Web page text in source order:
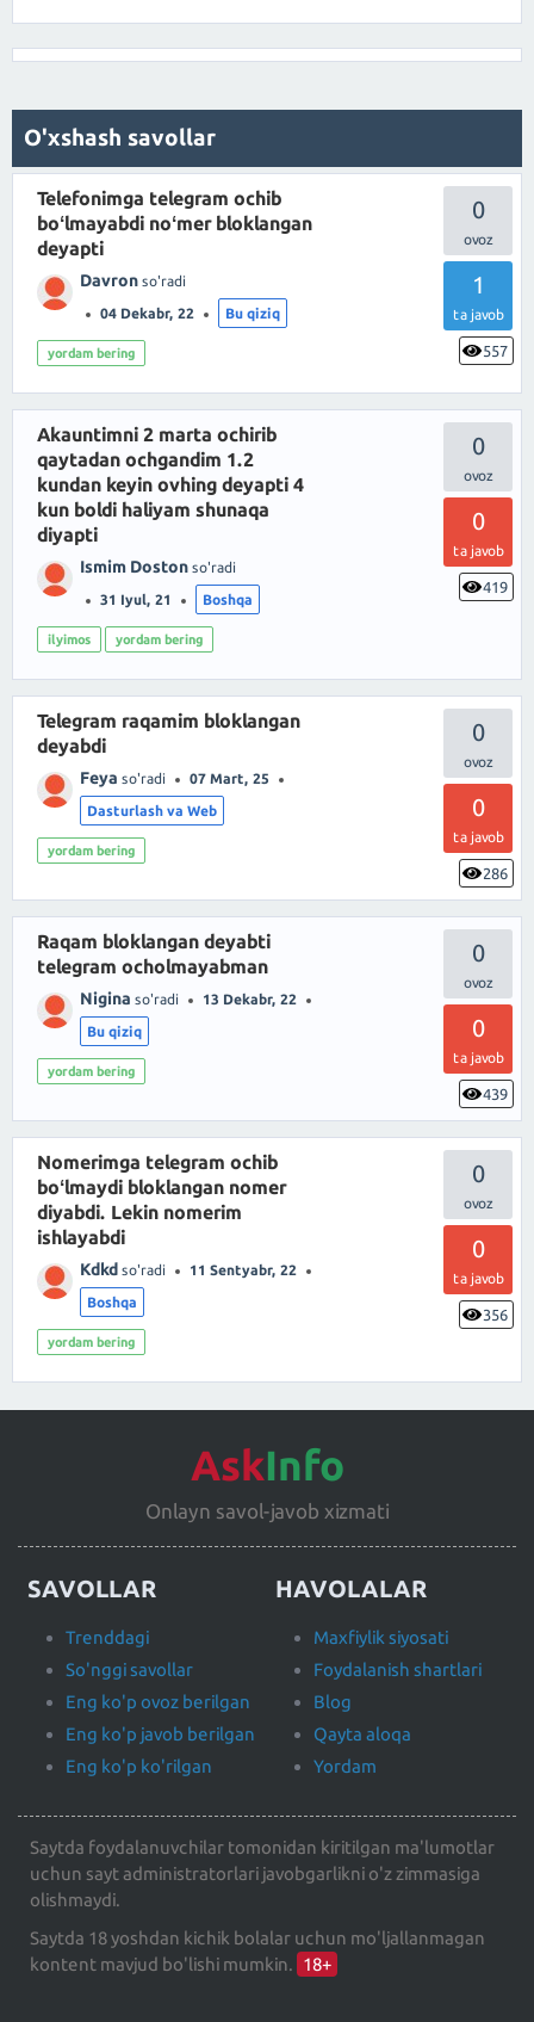
O'xshash savollar
0
1
ta javob
557
Telefonimga telegram ochib
boʻlmayabdi noʻmer bloklangan
deyapti
Davron so'radi
04 Dekabr, 22 Bu qiziq
yordam bering
0
0
ta javob
419
Akauntimni 2 marta ochirib
qaytadan ochgandim 1.2
kundan keyin ovhing deyapti 4
kun boldi haliyam shunaqa
diyapti
Ismim Doston so'radi
31 Iyul, 21 Boshqa
ilyimos yordam bering
0
0
ta javob
286
Telegram raqamim bloklangan
deyabdi
Feya so'radi 07 Mart, 25
Dasturlash va Web
yordam bering
0
0
ta javob
439
Raqam bloklangan deyabti
telegram ocholmayabman
Nigina so'radi 13 Dekabr, 22
Bu qiziq
yordam bering
0
0
ta javob
356
Nomerimga telegram ochib
boʻlmaydi bloklangan nomer
diyabdi. Lekin nomerim
ishlayabdi
Kdkd so'radi 11 Sentyabr, 22
Boshqa
yordam bering
AskInfo
Onlayn savol-javob xizmati
SAVOLLAR
Trenddagi
So'nggi savollar
Eng ko'p ovoz berilgan
Eng ko'p javob berilgan
Eng ko'p ko'rilgan
HAVOLALAR
Maxfiylik siyosati
Foydalanish shartlari
Blog
Qayta aloqa
Yordam
Saytda foydalanuvchilar tomonidan kiritilgan ma'lumotlar
uchun sayt administratorlari javobgarlikni o'z zimmasiga
olishmaydi.
Saytda 18 yoshdan kichik bolalar uchun mo'ljallanmagan
kontent mavjud bo'lishi mumkin. 18+